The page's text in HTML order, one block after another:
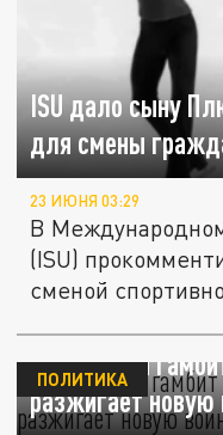
ISU дало сыну
для смены
23 ИЮНЯ 03:29
В
(ISU)
сменой
Кавказский
разжигает новую
ПОЛИТИКА